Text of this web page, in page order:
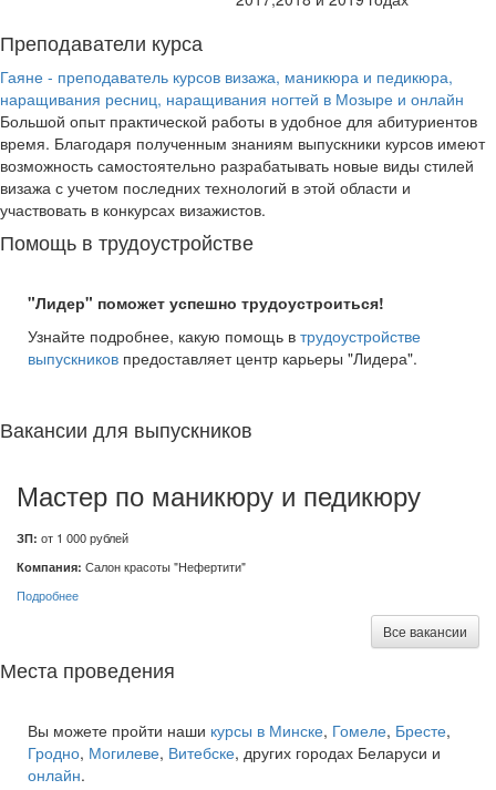
Преподаватели курса
Гаяне - преподаватель курсов визажа, маникюра и педикюра,
наращивания ресниц, наращивания ногтей в Мозыре и онлайн
Большой опыт практической работы в удобное для абитуриентов
время. Благодаря полученным знаниям выпускники курсов имеют
возможность самостоятельно разрабатывать новые виды стилей
визажа с учетом последних технологий в этой области и
участвовать в конкурсах визажистов.
Помощь в трудоустройстве
"Лидер" поможет успешно трудоустроиться!
Узнайте подробнее, какую помощь в трудоустройстве
выпускников предоставляет центр карьеры "Лидера".
Вакансии для выпускников
Мастер по маникюру и педикюру
ЗП: от 1 000 рублей
Компания: Салон красоты "Нефертити"
Подробнее
Все вакансии
Места проведения
Вы можете пройти наши курсы в Минске, Гомеле, Бресте,
Гродно, Могилеве, Витебске, других городах Беларуси и
онлайн.